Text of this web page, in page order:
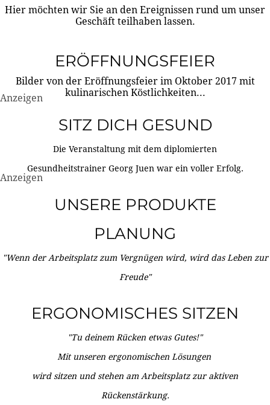
Hier möchten wir Sie an den Ereignissen rund um unser
Geschäft teilhaben lassen.
ERÖFFNUNGSFEIER
Bilder von der Eröffnungsfeier im Oktober 2017 mit
kulinarischen Köstlichkeiten...
Anzeigen
SITZ DICH GESUND
Die Veranstaltung mit dem diplomierten
Gesundheitstrainer Georg Juen war ein voller Erfolg.
Anzeigen
UNSERE PRODUKTE
PLANUNG
"Wenn der Arbeitsplatz zum Vergnügen wird, wird das Leben zur
Freude"
ERGONOMISCHES SITZEN
"Tu deinem Rücken etwas Gutes!"
Mit unseren ergonomischen Lösungen
wird sitzen und stehen am Arbeitsplatz zur aktiven
Rückenstärkung.